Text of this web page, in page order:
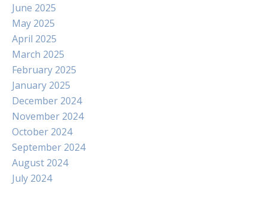
June 2025
May 2025
April 2025
March 2025
February 2025
January 2025
December 2024
November 2024
October 2024
September 2024
August 2024
July 2024